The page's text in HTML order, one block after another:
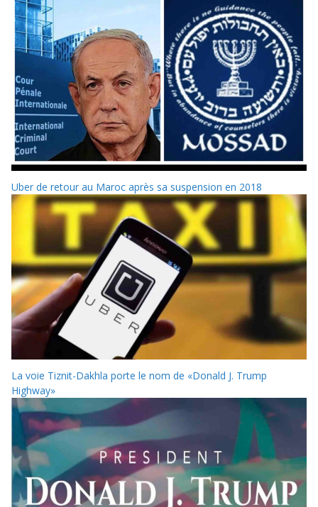
Uber de retour au Maroc après sa suspension en 2018
La voie Tiznit-Dakhla porte le nom de «Donald J. Trump
Highway»